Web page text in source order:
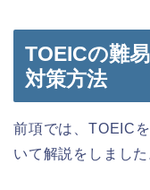
TOEICの難
対策方法
前項では、TOEIC
いて解説をしました